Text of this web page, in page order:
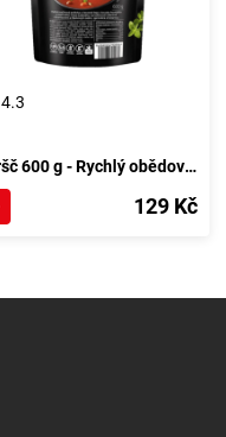
4.3
Boršč 600 g - Rychlý obědový výběr
129 Kč